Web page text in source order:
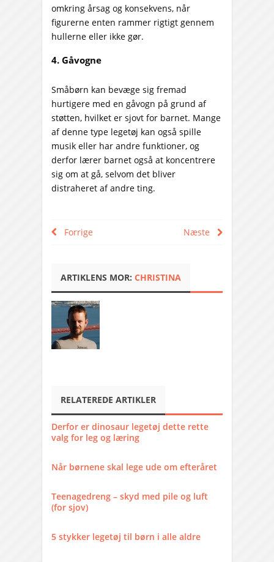
omkring årsag og konsekvens, når
figurerne enten rammer rigtigt gennem
hullerne eller ikke gør.
4. Gåvogne
Småbørn kan bevæge sig fremad
hurtigere med en gåvogn på grund af
støtten, hvilket er sjovt for barnet. Mange
af denne type legetøj kan også spille
musik eller har andre funktioner, og
derfor lærer barnet også at koncentrere
sig om at gå, selvom det bliver
distraheret af andre ting.
Forrige Næste
ARTIKLENS MOR: CHRISTINA
RELATEREDE ARTIKLER
Derfor er dinosaur legetøj dette rette
valg for leg og læring
Når børnene skal lege ude om efteråret
Teenagedreng – skyd med pile og luft
(for sjov)
5 stykker legetøj til børn i alle aldre